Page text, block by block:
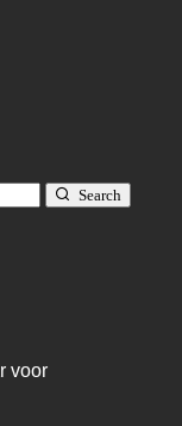
Search
voor